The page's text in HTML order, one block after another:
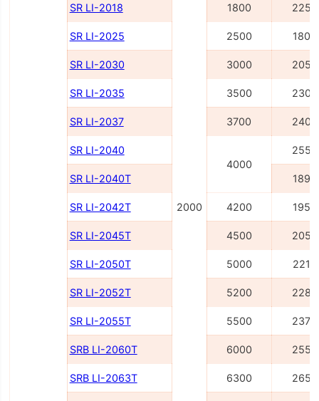
2000
SR LI-2018 1800 2255
SR LI-2025 2500 1805
SR LI-2030 3000 2055
SR LI-2035 3500 2305
SR LI-2037 3700 2405
SR LI-2040
4000
2555
SR LI-2040Т 1895
SR LI-2042Т 4200 1955
SR LI-2045Т 4500 2055
SR LI-2050Т 5000 2215
SR LI-2052Т 5200 2285
SR LI-2055Т 5500 2375
SRB LI-2060Т 6000 2556
SRB LI-2063Т 6300 2656